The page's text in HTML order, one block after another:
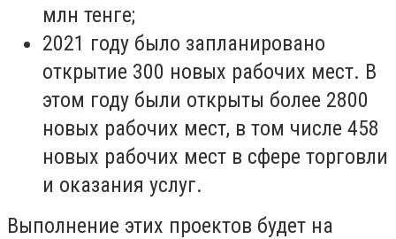
млн тенге;
2021 году было запланировано
открытие 300 новых рабочих мест. В
этом году были открыты более 2800
новых рабочих мест, в том числе 458
новых рабочих мест в сфере торговли
и оказания услуг.
Выполнение этих проектов будет на